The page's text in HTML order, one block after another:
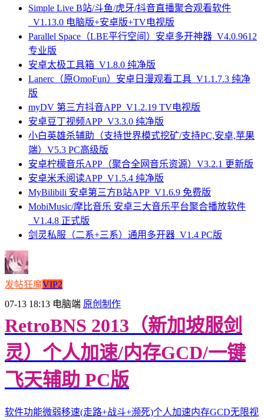
Simple Live B站/斗鱼/虎牙/抖音直播聚合观看软件
_V1.13.0 电脑版+安卓版+TV电视版
Parallel Space（LBE平行空间）安卓多开神器_V4.0.9612
专业版
安卓太极工具箱_V1.8.0 纯净版
Lanerc（原OmoFun）安卓日漫观看工具_V1.1.7.3 纯净
版
myDV 第三方抖音APP_V1.2.19 TV电视版
安卓豆丁视频APP_V3.3.0 纯净版
小白英雄杀辅助（支持世界模式挖矿/支持PC,安卓,苹果
端）V5.3 PC高级版
安卓柠檬音乐APP（聚合全网音乐资源）V3.2.1 更新版
安卓米禾阅读APP_V1.5.4 纯净版
MyBilibili 安卓第三方B站APP_V1.6.9 免费版
MobiMusic/摩比音乐 安卓三大音乐平台聚合播放软件
_V1.4.8 正式版
剑灵私服（二系+三系）通用多开器_V1.4 PC版
发帖狂魔VIP2
07-13 18:13 电脑端 原创制作
RetroBNS 2013（新加坡服剑
灵）个人加速/内存GCD/一键
飞天辅助 PC版
软件功能微弱移速(走路+战斗+濒死)个人加速内存GCD无限视